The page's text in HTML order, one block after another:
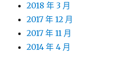
2018 年 3 月
2017 年 12 月
2017 年 11 月
2014 年 4 月